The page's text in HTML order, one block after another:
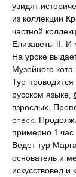
увидят
из коллекции
частной
Елизаветы II. И
На уроке
Музейного кота
Тур
русском языке,
взрослых.
check.
примерно 1 час
Ведет тур
основатель и
искусствовед и